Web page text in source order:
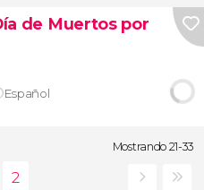
de Muertos por
Español
Mostrando 21-33